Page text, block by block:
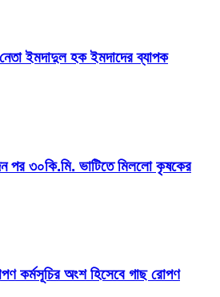
ইমদাদুল হক ইমদাদের ব্যাপক
পর ৩০কি.মি. ভাটিতে মিললো কৃষকের
কর্মসূচির অংশ হিসেবে গাছ রোপণ